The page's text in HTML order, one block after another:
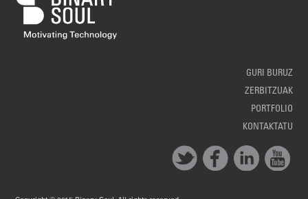
GURI BURUZ
ZERBITZUAK
PORTFOLIO
KONTAKTATU